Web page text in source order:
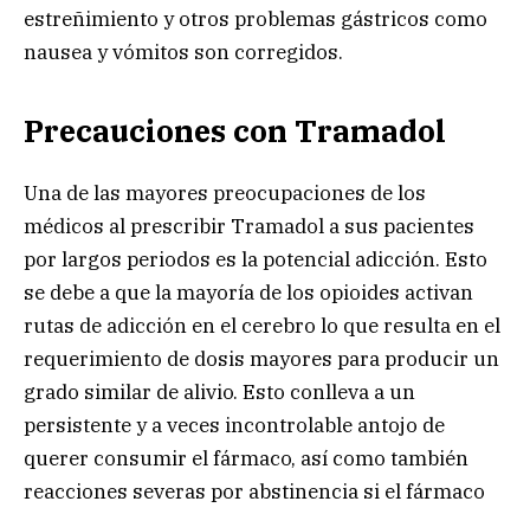
estreñimiento y otros problemas gástricos como
nausea y vómitos son corregidos.
Precauciones con Tramadol
Una de las mayores preocupaciones de los
médicos al prescribir Tramadol a sus pacientes
por largos periodos es la potencial adicción. Esto
se debe a que la mayoría de los opioides activan
rutas de adicción en el cerebro lo que resulta en el
requerimiento de dosis mayores para producir un
grado similar de alivio. Esto conlleva a un
persistente y a veces incontrolable antojo de
querer consumir el fármaco, así como también
reacciones severas por abstinencia si el fármaco